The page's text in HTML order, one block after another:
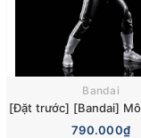
Bandai
790.000₫